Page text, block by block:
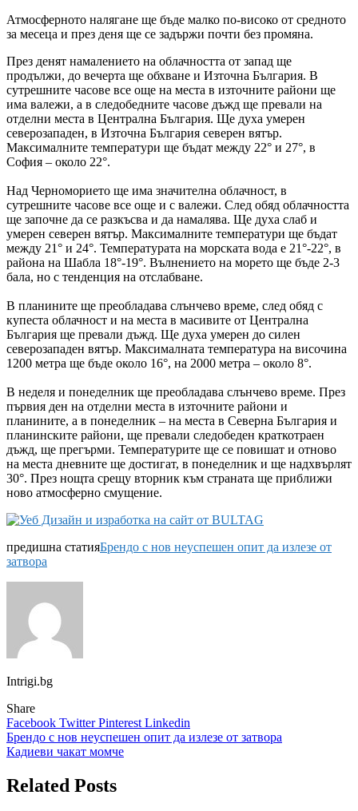
Атмосферното налягане ще бъде малко по-високо от средното
за месеца и през деня ще се задържи почти без промяна.
През денят намалението на облачността от запад ще
продължи, до вечерта ще обхване и Източна България. В
сутрешните часове все още на места в източните райони ще
има валежи, а в следобедните часове дъжд ще превали на
отделни места в Централна България. Ще духа умерен
северозападен, в Източна България северен вятър.
Максималните температури ще бъдат между 22° и 27°, в
София – около 22°.
Над Черноморието ще има значителна облачност, в
сутрешните часове все още и с валежи. След обяд облачността
ще започне да се разкъсва и да намалява. Ще духа слаб и
умерен северен вятър. Максималните температури ще бъдат
между 21° и 24°. Температурата на морската вода е 21°-22°, в
района на Шабла 18°-19°. Вълнението на морето ще бъде 2-3
бала, но с тенденция на отслабване.
В планините ще преобладава слънчево време, след обяд с
купеста облачност и на места в масивите от Централна
България ще превали дъжд. Ще духа умерен до силен
северозападен вятър. Максималната температура на височина
1200 метра ще бъде около 16°, на 2000 метра – около 8°.
В неделя и понеделник ще преобладава слънчево време. През
първия ден на отделни места в източните райони и
планините, а в понеделник – на места в Северна България и
планинските райони, ще превали следобеден краткотраен
дъжд, ще прегърми. Температурите ще се повишат и отново
на места дневните ще достигат, в понеделник и ще надхвърлят
30°. През нощта срещу вторник към страната ще приближи
ново атмосферно смущение.
предишна статияБрендо с нов неуспешен опит да излезе от
затвора
Intrigi.bg
Share
Facebook TwitterPinterest Linkedin
Навигация
Брендо с нов неуспешен опит да излезе от затвора
Кадиеви чакат момче
Related Posts